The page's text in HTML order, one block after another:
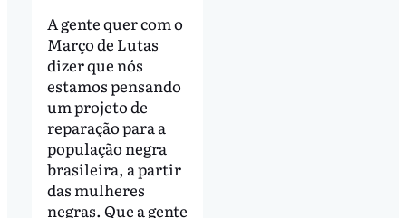
A gente quer com o
Março de Lutas
dizer que nós
estamos pensando
um projeto de
reparação para a
população negra
brasileira, a partir
das mulheres
negras. Que a gente